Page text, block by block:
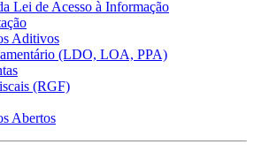
Lei de Acesso à Informação
Aditivos
(LDO, LOA, PPA)
(RGF)
Abertos